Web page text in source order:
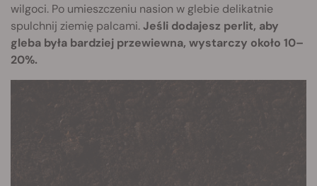
wilgoci. Po umieszczeniu nasion w glebie delikatnie
spulchnij ziemię palcami.Jeśli dodajesz perlit, aby
gleba była bardziej przewiewna, wystarczy około 10–
20%.